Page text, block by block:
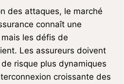
des attaques, le marché
connaît une
les défis de
Les assureurs doivent
risque plus dynamiques
croissante des